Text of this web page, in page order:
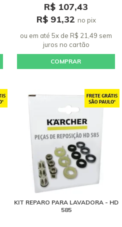
R$ 107,43
R$ 91,32 no pix
ou em até 5x de R$ 21,49 sem
juros no cartão
COMPRAR
KIT REPARO PARA LAVADORA - HD
585